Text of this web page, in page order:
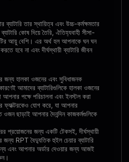
ব্যাটারি তার স্থায়িত্ব এবং উচ্চ-কর্মক্ষমতার
কোষ দিয়ে তৈরি, ঐতিহ্যবাহী সীসা-
আয়ু বেশি। এর অর্থ হল আপনাকে ঘন ঘন
হবে না এবং দীর্ঘস্থায়ী ব্যাটারি জীবন
জন্য হালকা ওজনের এবং সুবিধাজনক
আমাদের ব্যাটারিগুলিকে হালকা ওজনের
পক্ষে পরিচালনা এবং ইনস্টল করা
ফ্যাক্টরকেও যোগ করে, যা আপনার
ছাড়াই আপনার দৈনন্দিন কাজকর্মগুলিকে
প্রয়োজনের জন্য একটি টেকসই, দীর্ঘস্থায়ী
জন্য RPT বৈদ্যুতিক হুইল চেয়ার ব্যাটারি
এবং আপনার অর্ডার দেওয়ার জন্য আজই